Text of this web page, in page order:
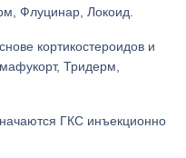
Флуцинар, Локоид.
кортикостероидов и
Тридерм,
ГКС инъекционно